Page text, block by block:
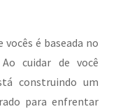
é baseada no
cuidar de você
construindo um
para enfrentar